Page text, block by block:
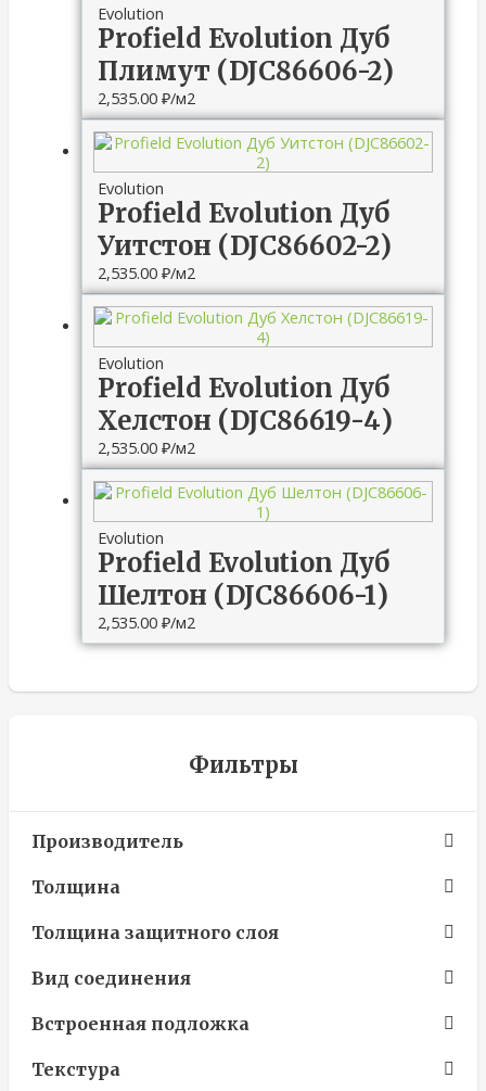
Evolution
Profield Evolution Дуб
Плимут (DJC86606-2)
2,535.00 ₽/м2
Evolution
Profield Evolution Дуб
Уитстон (DJC86602-2)
2,535.00 ₽/м2
Evolution
Profield Evolution Дуб
Хелстон (DJC86619-4)
2,535.00 ₽/м2
Evolution
Profield Evolution Дуб
Шелтон (DJC86606-1)
2,535.00 ₽/м2
Фильтры
Производитель
Толщина
Толщина защитного слоя
Вид соединения
Встроенная подложка
Текстура